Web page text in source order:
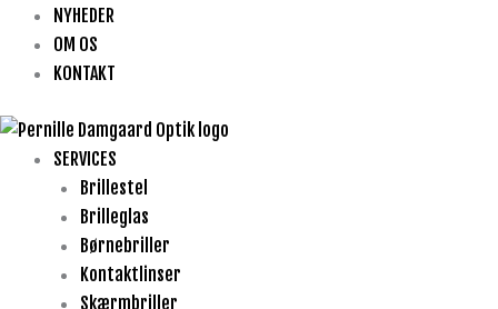
NYHEDER
OM OS
KONTAKT
SERVICES
Brillestel
Brilleglas
Børnebriller
Kontaktlinser
Skærmbriller